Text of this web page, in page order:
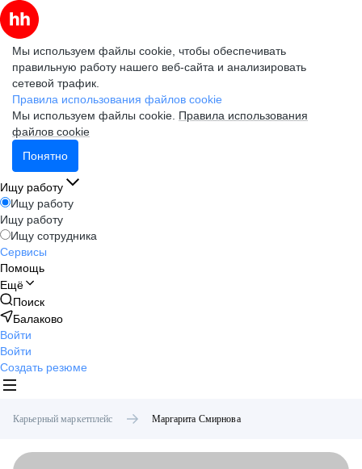
Мы используем файлы cookie, чтобы обеспечивать
правильную работу нашего веб-сайта и анализировать
сетевой трафик.
Правила использования файлов cookie
Мы используем файлы cookie. Правила использования
файлов cookie
Понятно
Ищу работу
Ищу работу
Ищу работу
Ищу сотрудника
Сервисы
Помощь
Ещё
Поиск
Балаково
Войти
Войти
Создать резюме
Карьерный маркетплейс Маргарита Смирнова